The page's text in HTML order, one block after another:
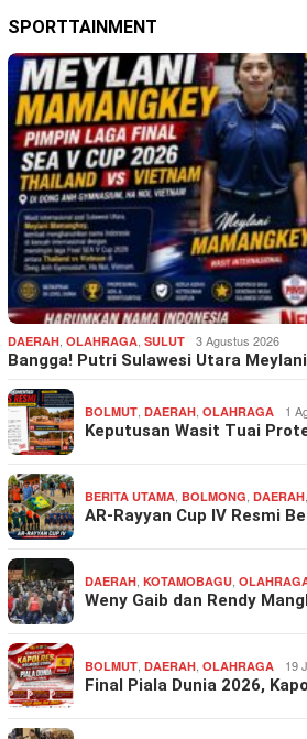
SPORTTAINMENT
DAERAH OLAHRAGA SULUT 3 Agustus 2026
Bangga! Putri Sulawesi Utara
BOLMUT DAERAH OLAHRAGA 1
Keputusan Wasit Tuai
BERITA UTAMA BOLMONG DAERAH
AR-Rayyan Cup IV Resmi
DAERAH KOTAMOBAGU
Weny Gaib dan Rendy
BOLMUT DAERAH OLAHRAGA 19
Final Piala Dunia 2026,